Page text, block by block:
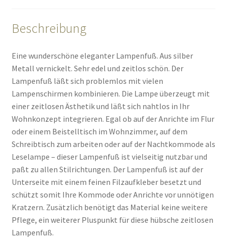
Beschreibung
Eine wunderschöne eleganter Lampenfuß. Aus silber
Metall vernickelt. Sehr edel und zeitlos schön. Der
Lampenfuß läßt sich problemlos mit vielen
Lampenschirmen kombinieren. Die Lampe überzeugt mit
einer zeitlosen Ästhetik und läßt sich nahtlos in Ihr
Wohnkonzept integrieren. Egal ob auf der Anrichte im Flur
oder einem Beistelltisch im Wohnzimmer, auf dem
Schreibtisch zum arbeiten oder auf der Nachtkommode als
Leselampe – dieser Lampenfuß ist vielseitig nutzbar und
paßt zu allen Stilrichtungen. Der Lampenfuß ist auf der
Unterseite mit einem feinen Filzaufkleber besetzt und
schützt somit Ihre Kommode oder Anrichte vor unnötigen
Kratzern. Zusätzlich benötigt das Material keine weitere
Pflege, ein weiterer Pluspunkt für diese hübsche zeitlosen
Lampenfuß.